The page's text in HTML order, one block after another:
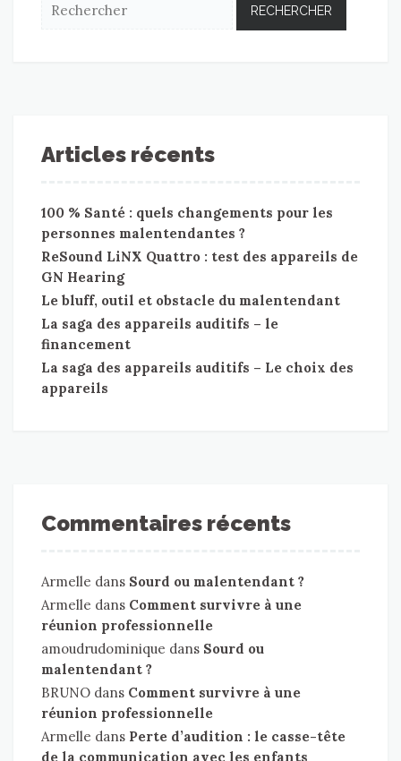
Articles récents
100 % Santé : quels changements pour les
personnes malentendantes ?
ReSound LiNX Quattro : test des appareils de
GN Hearing
Le bluff, outil et obstacle du malentendant
La saga des appareils auditifs – le
financement
La saga des appareils auditifs – Le choix des
appareils
Commentaires récents
Armelle dans Sourd ou malentendant ?
Armelle dans Comment survivre à une
réunion professionnelle
amoudrudominique dans Sourd ou
malentendant ?
BRUNO dans Comment survivre à une
réunion professionnelle
Armelle dans Perte d’audition : le casse-tête
de la communication avec les enfants